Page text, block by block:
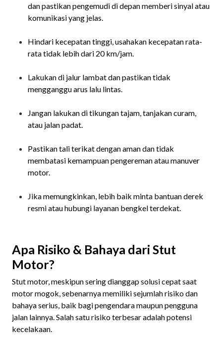
dan pastikan pengemudi di depan memberi sinyal atau
komunikasi yang jelas.
Hindari kecepatan tinggi, usahakan kecepatan rata-
rata tidak lebih dari 20 km/jam.
Lakukan di jalur lambat dan pastikan tidak
mengganggu arus lalu lintas.
Jangan lakukan di tikungan tajam, tanjakan curam,
atau jalan padat.
Pastikan tali terikat dengan aman dan tidak
membatasi kemampuan pengereman atau manuver
motor.
Jika memungkinkan, lebih baik minta bantuan derek
resmi atau hubungi layanan bengkel terdekat.
Apa Risiko & Bahaya dari Stut
Motor?
Stut motor, meskipun sering dianggap solusi cepat saat
motor mogok, sebenarnya memiliki sejumlah risiko dan
bahaya serius, baik bagi pengendara maupun pengguna
jalan lainnya. Salah satu risiko terbesar adalah potensi
kecelakaan.